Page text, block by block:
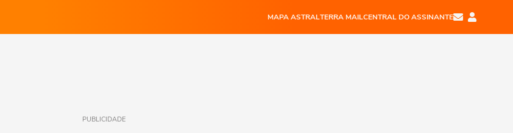
MAPA ASTRALTERRA MAILCENTRAL DO ASSINANTE
PUBLICIDADE